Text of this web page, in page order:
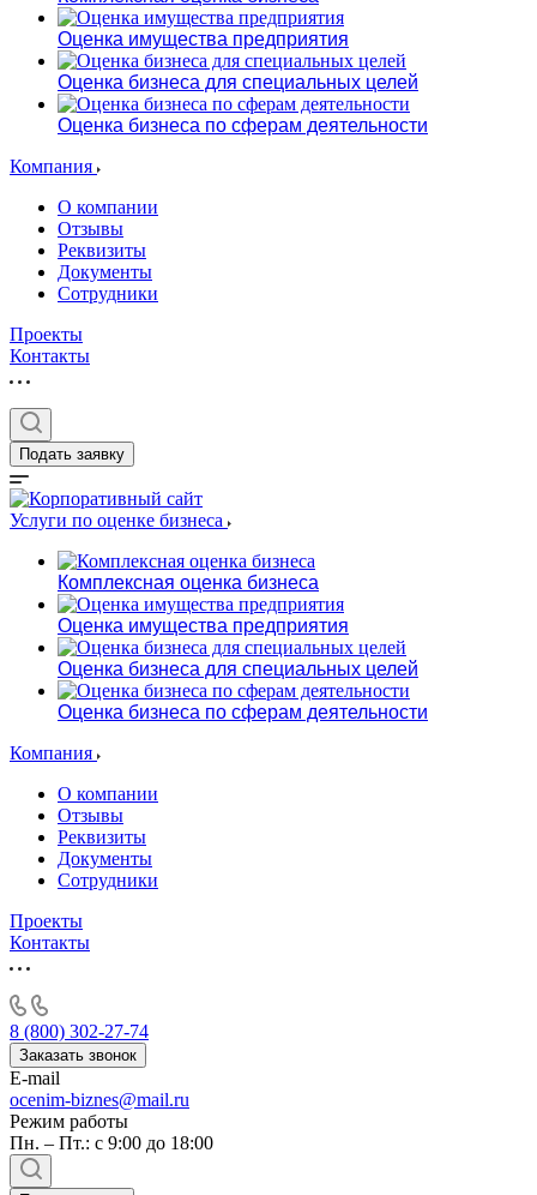
Оценка имущества предприятия
Оценка бизнеса для специальных целей
Оценка бизнеса по сферам деятельности
Компания
О компании
Отзывы
Реквизиты
Документы
Сотрудники
Проекты
Контакты
Подать заявку
Услуги по оценке бизнеса
Комплексная оценка бизнеса
Оценка имущества предприятия
Оценка бизнеса для специальных целей
Оценка бизнеса по сферам деятельности
Компания
О компании
Отзывы
Реквизиты
Документы
Сотрудники
Проекты
Контакты
8 (800) 302-27-74
Заказать звонок
E-mail
ocenim-biznes@mail.ru
Режим работы
Пн. – Пт.: с 9:00 до 18:00